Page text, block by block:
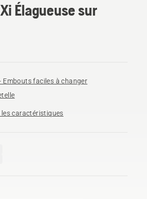
Élagueuse sur
Embouts faciles à changer
caractéristiques